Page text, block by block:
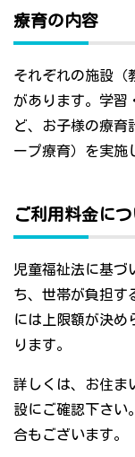
療育の内容
それぞれの施設（
があります。学習
ど、お子様の療育
ープ療育）を実施
ご利用料金に
児童福祉法に基づ
ち、世帯が負担す
には上限額が決め
ります。
詳しくは、お住ま
設にご確認下さ
合もございます。